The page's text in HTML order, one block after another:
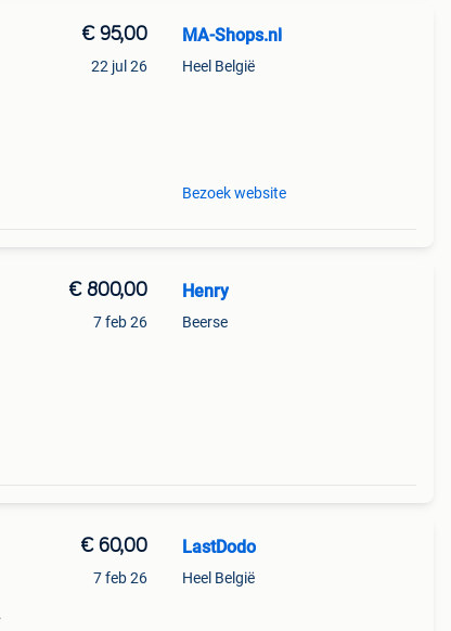
€ 95,00
22 jul 26
MA-Shops.nl
Heel België
Bezoek website
€ 800,00
7 feb 26
Henry
Beerse
€ 60,00
7 feb 26
LastDodo
Heel België